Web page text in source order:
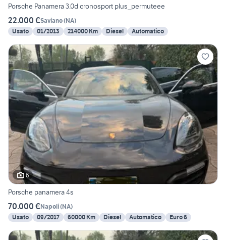
Porsche Panamera 3.0d cronosport plus_permuteee
22.000 €Saviano(NA)
Usato
01/2013 214000 Km Diesel Automatico
6
Porsche panamera 4s
70.000 €Napoli(NA)
Usato
09/2017 60000 Km Diesel Automatico Euro 6